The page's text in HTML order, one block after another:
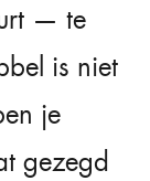
— te
is niet
je
gezegd